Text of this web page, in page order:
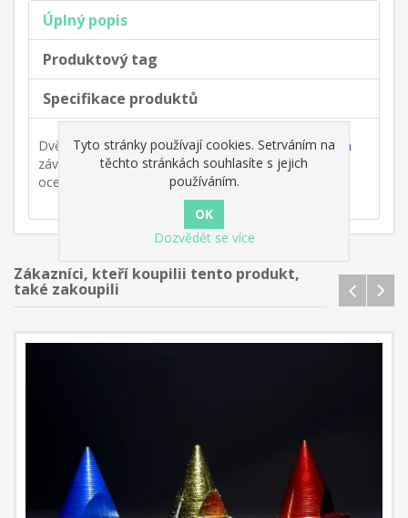
Úplný popis
Produktový tag
Specifikace produktů
Dvě sady plné hřebíkového potěšení! Sadafialových
závodních hřebíků 6 mm (14ks) a sadad uhov
ocelových hřebíků 6 mm (14ks).
Zákazníci, kteří koupilii tento produkt,
také zakoupili
Tyto stránky používají cookies. Setrváním na
těchto stránkách souhlasíte s jejich
používáním.
Dozvědět se více